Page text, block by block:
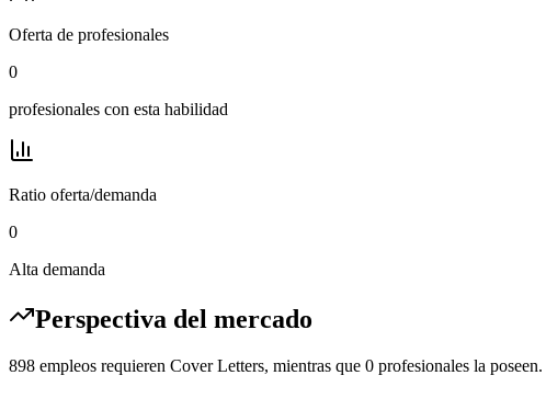
Oferta de profesionales
0
profesionales con esta habilidad
Ratio oferta/demanda
0
Alta demanda
Perspectiva del mercado
898 empleos requieren Cover Letters, mientras que 0 profesionales la poseen.